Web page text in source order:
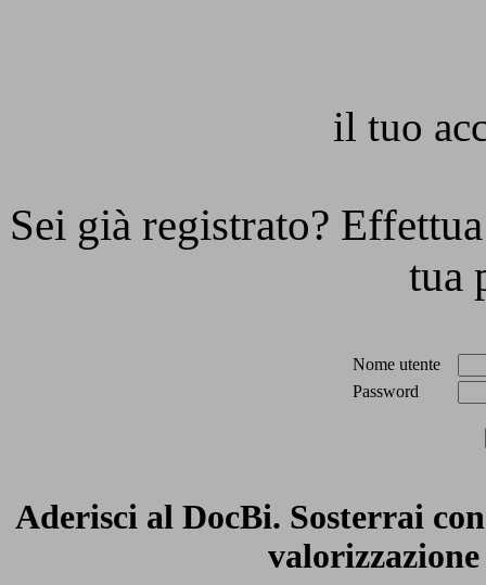
il tuo
Sei già registrato?
tua
Nome utente
Password
Aderisci al DocBi. Sosterrai